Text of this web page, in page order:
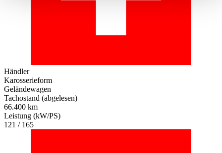
Händler
Karosserieform
Geländewagen
Tachostand (abgelesen)
66.400 km
Leistung (kW/PS)
121 / 165